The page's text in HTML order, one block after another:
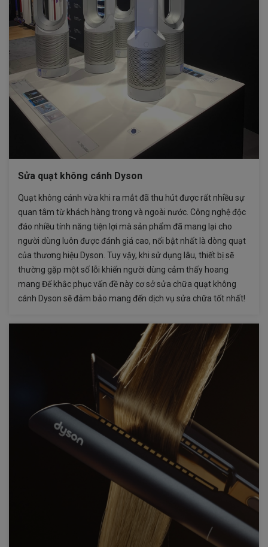
Sửa quạt không cánh Dyson
Quạt không cánh vừa khi ra mắt đã thu hút được rất nhiều sự
quan tâm từ khách hàng trong và ngoài nước. Công nghệ độc
đáo nhiều tính năng tiện lợi mà sản phẩm đã mang lại cho
người dùng luôn được đánh giá cao, nổi bật nhất là dòng quạt
của thương hiệu Dyson. Tuy vậy, khi sử dụng lâu, thiết bị sẽ
thường gặp một số lỗi khiến người dùng cảm thấy hoang
mang Để khắc phục vấn đề này cơ sở sửa chữa quạt không
cánh Dyson sẽ đảm bảo mang đến dịch vụ sửa chữa tốt nhất!